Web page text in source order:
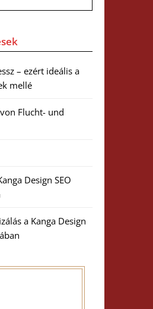
– ezért ideális a
mellé
Flucht- und
Design SEO
a Kanga Design